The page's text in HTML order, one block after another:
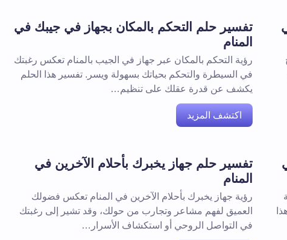
تفسير حلم التحكم بالمكان بجهاز في جيبك في
المنام
رؤية التحكم بالمكان عبر جهاز في الجيب بالمنام تعكس رغبتك
في السيطرة والتحكم بحياتك بسهولة ويسر. تفسير هذا الحلم
يكشف عن قدرة عقلك على تنظيم…
اكتشف المزيد
تفسير حلم جهاز يخبرك بأحلام الآخرين في
المنام
رؤية جهاز يخبرك بأحلام الآخرين في المنام تعكس فضولك
العميق لفهم مشاعر وتجارب من حولك، وقد تشير إلى رغبتك
في التواصل الروحي أو استكشاف الأسرار…